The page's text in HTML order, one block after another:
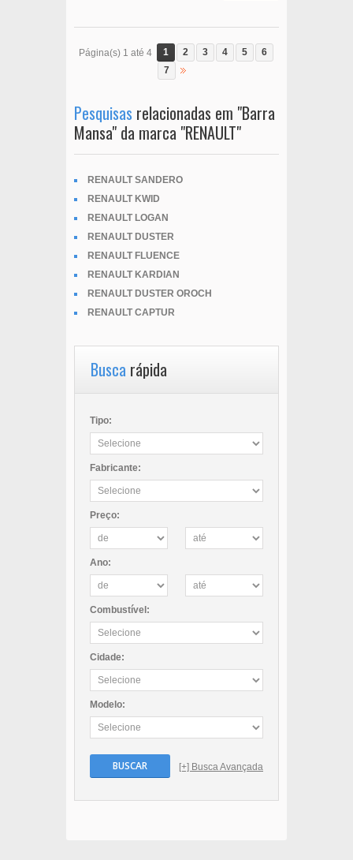
Página(s) 1 até 4 1 2 3 4 5
6
7
Pesquisas relacionadas em "Barra
Mansa" da marca "RENAULT"
RENAULT SANDERO
RENAULT KWID
RENAULT LOGAN
RENAULT DUSTER
RENAULT FLUENCE
RENAULT KARDIAN
RENAULT DUSTER OROCH
RENAULT CAPTUR
Busca rápida
Tipo:
Fabricante:
Preço:
Ano:
Combustível:
Cidade:
Modelo:
BUSCAR [+] Busca Avançada